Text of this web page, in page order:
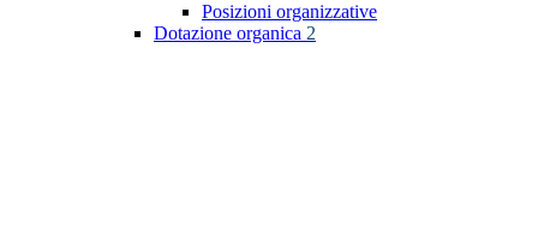
Posizioni organizzative
Dotazione organica 2